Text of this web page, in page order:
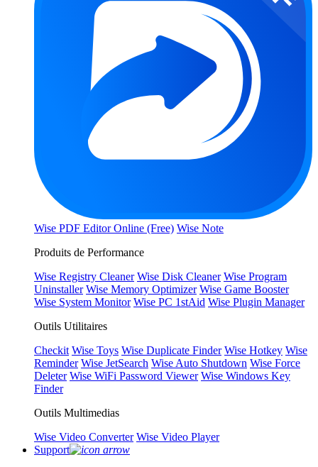
Wise PDF Editor Online (Free) Wise Note
Produits de Performance
Wise Registry Cleaner Wise Disk Cleaner Wise Program
Uninstaller Wise Memory Optimizer Wise Game Booster
Wise System Monitor Wise PC 1stAid Wise Plugin Manager
Outils Utilitaires
Checkit Wise Toys Wise Duplicate Finder Wise Hotkey Wise
Reminder Wise JetSearch Wise Auto Shutdown Wise Force
Deleter Wise WiFi Password Viewer Wise Windows Key
Finder
Outils Multimedias
Wise Video Converter Wise Video Player
Support